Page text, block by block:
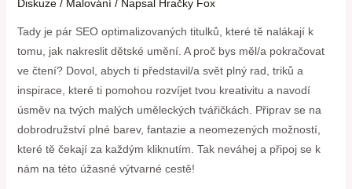
Diskuze / Malování/ Napsal Hračky Fox
Tady je pár SEO optimalizovaných titulků, které tě nalákají k
tomu, jak nakreslit dětské umění. A proč bys měl/a pokračovat
ve čtení? Dovol, abych ti představil/a svět plný rad, triků a
inspirace, které ti pomohou rozvíjet tvou kreativitu a navodí
úsměv na tvých malých uměleckých tvářičkách. Připrav se na
dobrodružství plné barev, fantazie a neomezených možností,
které tě čekají za každým kliknutím. Tak neváhej a připoj se k
nám na této úžasné výtvarné cestě!